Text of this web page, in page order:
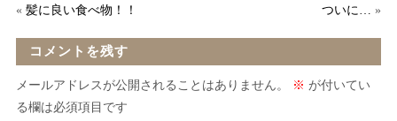
« 髪に良い食べ物！！ ついに… »
コメントを残す
メールアドレスが公開されることはありません。 ※ が付いてい
る欄は必須項目です